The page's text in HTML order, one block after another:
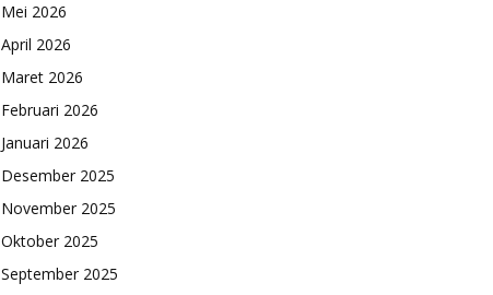
Mei 2026
April 2026
Maret 2026
Februari 2026
Januari 2026
Desember 2025
November 2025
Oktober 2025
September 2025